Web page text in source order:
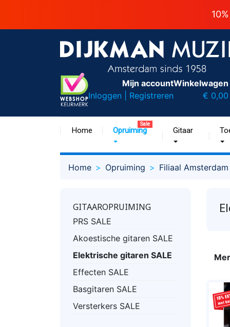
Mijn account
Inloggen | Registreren
Winkelwagen
€ 0,00
Home Opruiming
Sale
Gitaar
Home Opruiming Filiaal Amsterdam
GITAAROPRUIMING
PRS SALE
Akoestische gitaren SALE
Elektrische gitaren SALE
Effecten SALE
Basgitaren SALE
Versterkers SALE